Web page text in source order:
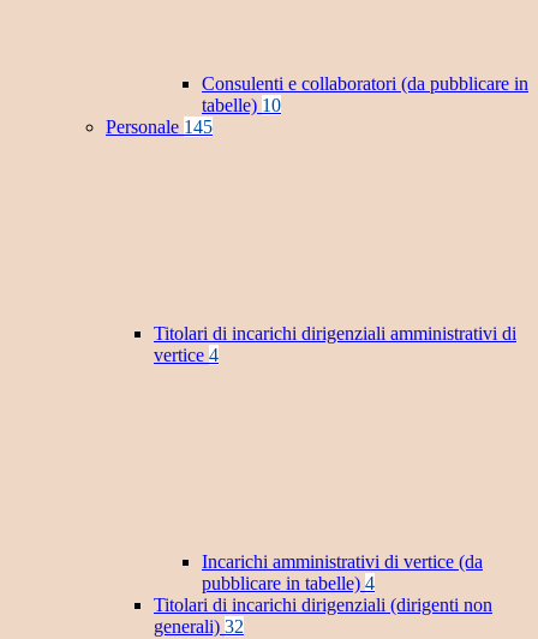
Consulenti e collaboratori (da pubblicare in
tabelle) 10
Personale 145
Titolari di incarichi dirigenziali amministrativi di
vertice 4
Incarichi amministrativi di vertice (da
pubblicare in tabelle) 4
Titolari di incarichi dirigenziali (dirigenti non
generali) 32